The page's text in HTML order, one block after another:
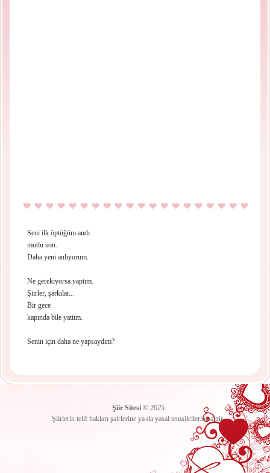
Seni ilk öptüğüm andı
mutlu son.
Daha yeni anlıyorum.
Ne gerekiyorsa yaptım.
Şiirler, şarkılar...
Bir gece
kapında bile yattım.
Senin için daha ne yapsaydım?
Şiir Sitesi© 2025
Şiirlerin telif hakları şairlerine ya da yasal temsilcilerine aittir.